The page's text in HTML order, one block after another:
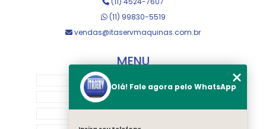
(11) 99830-5519
vendas@itaservmaquinas.com.br
MENU
MANUTENÇÃO E USINAGEM
Olá! Fale agora pelo WhatsApp